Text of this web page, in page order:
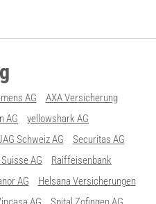
AG
AXA Versicherung
AG
yellowshark AG
Schweiz AG
Securitas AG
AG
Raiffeisenbank
AG
Helsana Versicherungen